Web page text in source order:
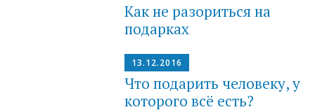
Как не разориться на
подарках
13.12.2016
Что подарить человеку, у
которого всё есть?